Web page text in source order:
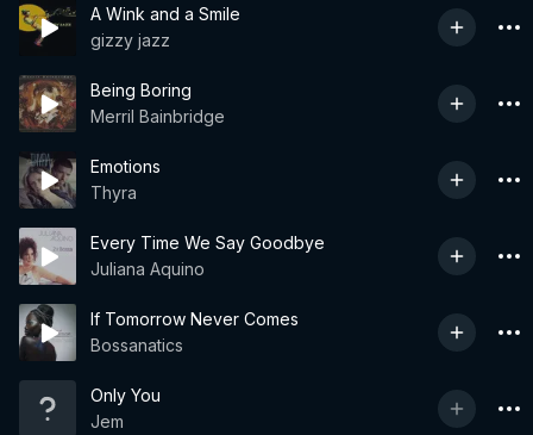
A Wink and a Smile
gizzy jazz
Being Boring
Merril Bainbridge
Emotions
Thyra
Every Time We Say Goodbye
Juliana Aquino
If Tomorrow Never Comes
Bossanatics
Only You
Jem